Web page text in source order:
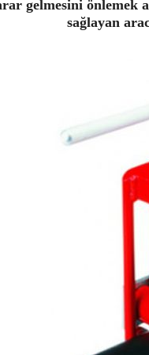
gelmesini önlemek
sağlayan